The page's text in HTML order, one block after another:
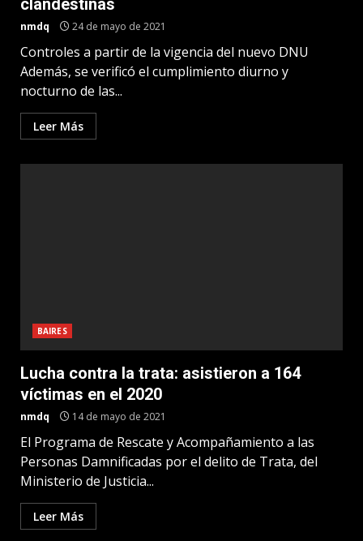
clandestinas
nmdq 24 de mayo de 2021
Controles a partir de la vigencia del nuevo DNU
Además, se verificó el cumplimiento diurno y
nocturno de las...
Leer Más
BAIRES
Lucha contra la trata: asistieron a 164
víctimas en el 2020
nmdq 14 de mayo de 2021
El Programa de Rescate y Acompañamiento a las
Personas Damnificadas por el delito de Trata, del
Ministerio de Justicia...
Leer Más